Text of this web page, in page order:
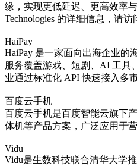
缘，实现更低延迟、更高效率
Technologies 的详细信息，请访
HaiPay
HaiPay 是一家面向出海企业的
服务覆盖游戏、短剧、AI 工具
业通过标准化 API 快速接入多
百度云手机
百度云手机是百度智能云旗下
体机等产品方案，广泛应用于
Vidu
Vidu是生数科技联合清华大学